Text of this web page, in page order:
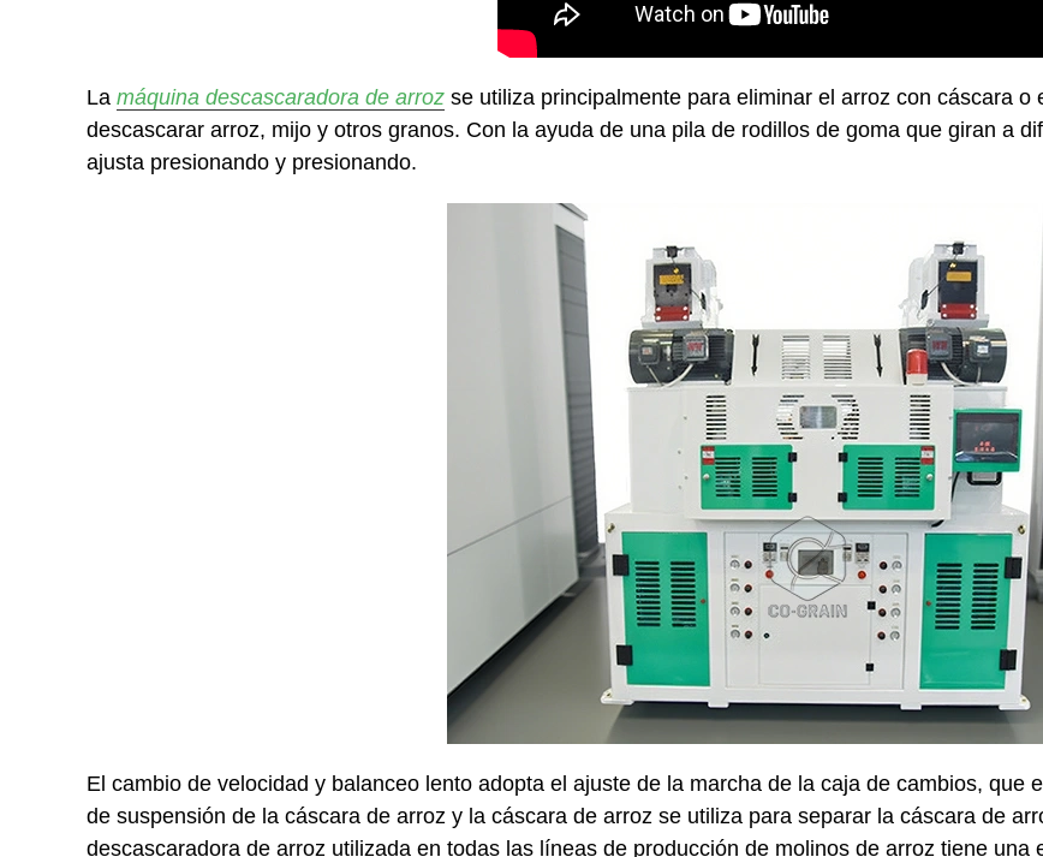
La máquina descascaradora de arroz se utiliza principalmente para eliminar el arroz con cáscara
descascarar arroz, mijo y otros granos. Con la ayuda de una pila de rodillos de goma que giran a
ajusta presionando y presionando.
El cambio de velocidad y balanceo lento adopta el ajuste de la marcha de la caja de cambios, que
de suspensión de la cáscara de arroz y la cáscara de arroz se utiliza para separar la cáscara de
descascaradora de arroz utilizada en todas las líneas de producción de molinos de arroz tiene una